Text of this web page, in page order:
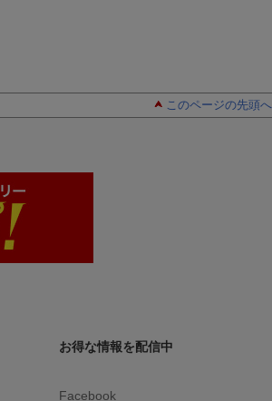
このページの先頭へ
お得な情報を配信中
Facebook